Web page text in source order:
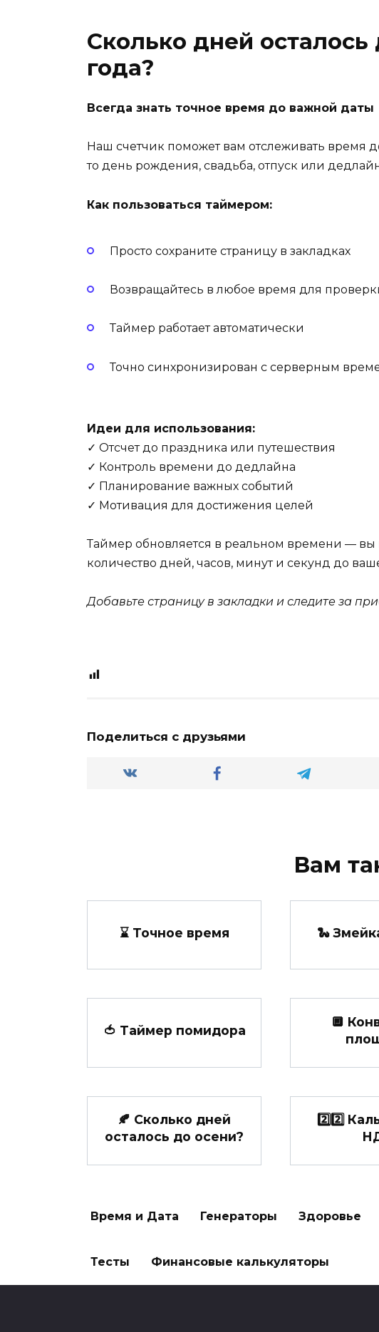
Сколько дней осталось
года?
Всегда знать точное время до важной даты
Наш счетчик поможет вам отслеживать время
то день рождения, свадьба, отпуск или
Как пользоваться таймером:
Просто сохраните страницу в закладках
Возвращайтесь в любое время для
Таймер работает автоматически
Точно синхронизирован с серверным
Идеи для использования:
✓ Отсчет до праздника или путешествия
✓ Контроль времени до дедлайна
✓ Планирование важных событий
✓ Мотивация для достижения целей
Таймер обновляется в реальном времени — вы
количество дней, часов, минут и секунд до
Добавьте страницу в закладки и следите за
Поделиться с друзьями
Вам
⌛ Точное время 🐍
🍅 Таймер помидора
🔲
🍂 Сколько дней
осталось до осени?
2️⃣2️⃣
Время и Дата Генераторы Здоровье
Тесты Финансовые калькуляторы